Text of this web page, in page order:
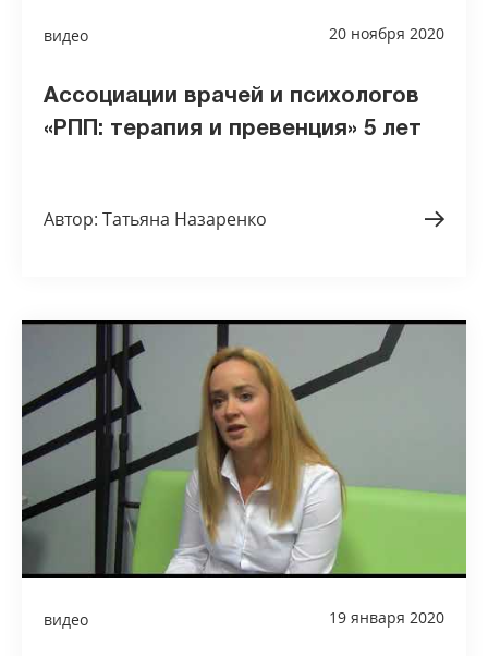
видео 20 ноября 2020
Ассоциации врачей и психологов
«РПП: терапия и превенция» 5 лет
Автор: Татьяна Назаренко
видео 19 января 2020